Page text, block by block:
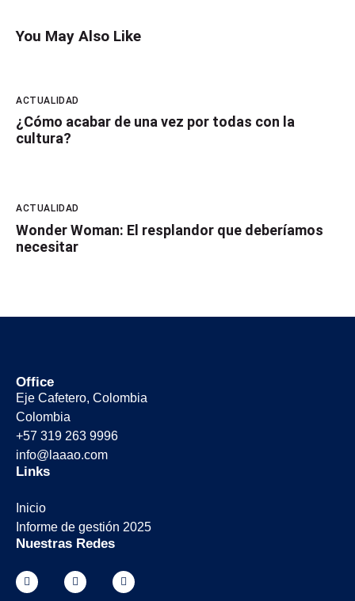
You May Also Like
ACTUALIDAD
¿Cómo acabar de una vez por todas con la
cultura?
ACTUALIDAD
Wonder Woman: El resplandor que deberíamos
necesitar
Office
Eje Cafetero, Colombia
Colombia
+57 319 263 9996
info@laaao.com
Links
Inicio
Informe de gestión 2025
Nuestras Redes